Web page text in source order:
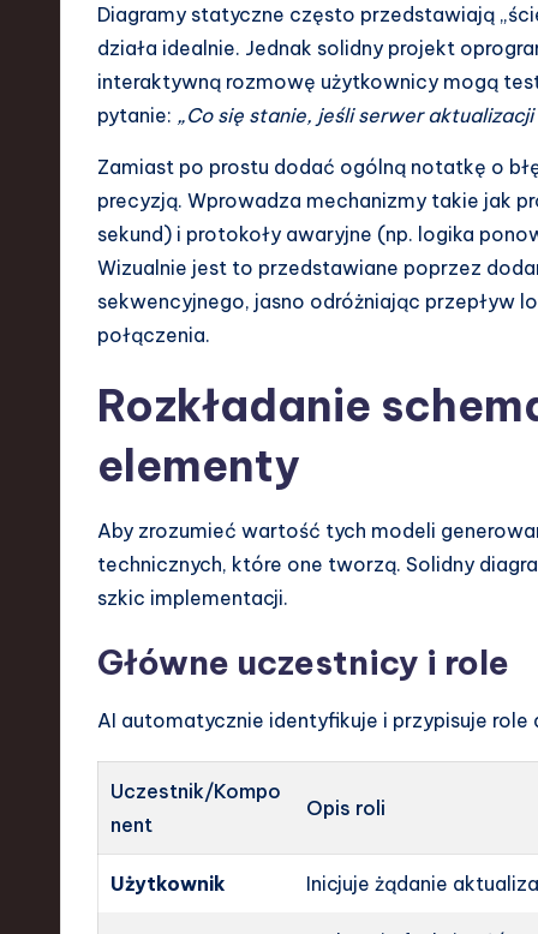
Diagramy statyczne często przedstawiają
działa idealnie. Jednak solidny projekt
interaktywną rozmowę użytkownicy mogą
pytanie: „Co się stanie, jeśli serwer
Zamiast po prostu dodać ogólną notatkę o
precyzją. Wprowadza mechanizmy takie jak
sekund) i protokoły awaryjne (np. logika
Wizualnie jest to przedstawiane poprzez
sekwencyjnego, jasno odróżniając przepływ
połączenia.
Rozkładanie
elementy
Aby zrozumieć wartość tych modeli
technicznych, które one tworzą. Solidny
szkic implementacji.
Główne uczestnicy i role
AI automatycznie identyfikuje i przypisuje
Uczestnik/Kompo
nent
Opis roli
Użytkownik Inicjuje żądanie